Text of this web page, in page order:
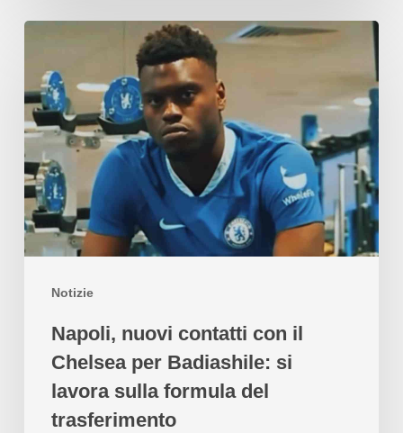
Notizie
Napoli, nuovi contatti con il
Chelsea per Badiashile: si
lavora sulla formula del
trasferimento